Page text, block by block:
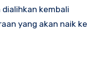
kembali
yang akan naik ke